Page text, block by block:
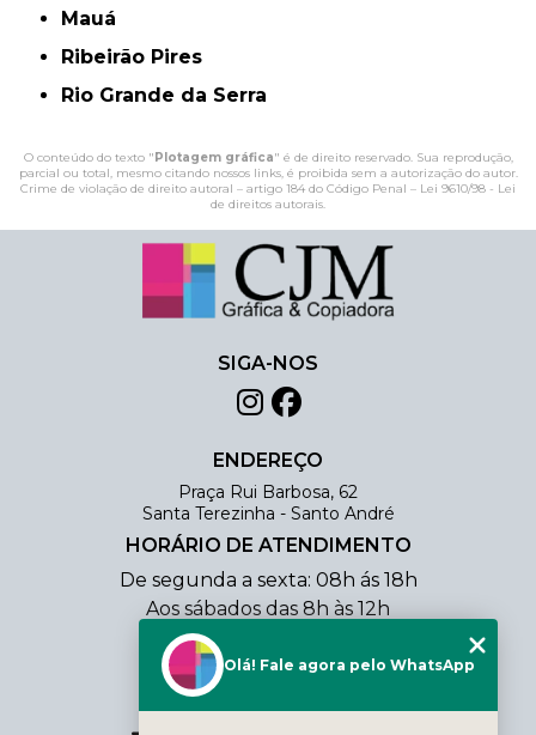
Mauá
Ribeirão Pires
Rio Grande da Serra
O conteúdo do texto "Plotagem gráfica" é de direito reservado. Sua reprodução,
parcial ou total, mesmo citando nossos links, é proibida sem a autorização do autor.
Crime de violação de direito autoral – artigo 184 do Código Penal – Lei 9610/98 - Lei
de direitos autorais.
SIGA-NOS
ENDEREÇO
Praça Rui Barbosa, 62
Santa Terezinha - Santo André
HORÁRIO DE ATENDIMENTO
De segunda a sexta: 08h ás 18h
Aos sábados das 8h às 12h
CONTATO
(11) 4438-0354
(11) 98803-3206
Olá! Fale agora pelo WhatsApp